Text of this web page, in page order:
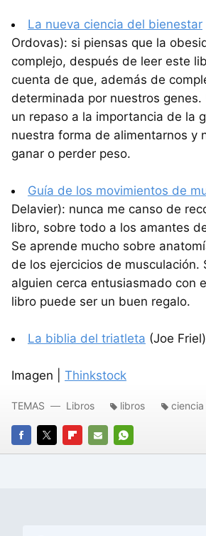
La nueva ciencia del bienestar
Ordovas): si piensas que la
complejo, después de leer este
cuenta de que, además de
determinada por nuestros genes.
un repaso a la importancia de la
nuestra forma de alimentarnos y
ganar o perder peso.
Guía de los movimientos de
Delavier): nunca me canso de
libro, sobre todo a los amantes
Se aprende mucho sobre
de los ejercicios de musculación.
alguien cerca entusiasmado con
libro puede ser un buen regalo.
La biblia del triatleta (Joe
Imagen | Thinkstock
FACEBOOK
TWITTERFLIPBOARD
E-
WHATSAPP
TEMAS Libros libros ciencia